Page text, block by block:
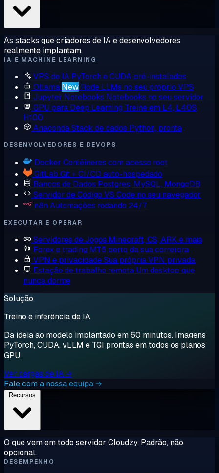
As stacks que criadores de IA e desenvolvedores
realmente implantam.
IA E MACHINE LEARNING
VPS de IA PyTorch e CUDA pré-instalados
Ollama New Rode LLMs no seu próprio VPS
Jupyter Notebooks Notebooks no seu servidor
GPU para Deep Learning Treine em L4, L40S,
H100
AnacondaStack de dados Python, pronta
DESENVOLVEDORES E DEVOPS
Docker Contêineres com acesso root
GitLab Git + CI/CD auto-hospedado
Bancos de Dados Postgres, MySQL, MongoDB
Servidor de Código VS Code no seu navegador
n8n Automações rodando 24/7
EXECUTAR E OPERAR
Servidores de Jogos Minecraft, CS, ARK e mais
Forex e trading MT5 perto da sua corretora
VPN e privacidadeSua própria VPN privada
Estação de trabalho remota Um desktop que
nunca dorme
Solução
Treino e inferência de IA
Da ideia ao modelo implantado em 60 minutos. Imagens
PyTorch, CUDA, vLLM e TGI prontas em todos os planos
GPU.
Ver cargas de IA →
Fale com a nossa equipa →
O que vem em todo servidor Cloudzy. Padrão, não
opcional.
DESEMPENHO